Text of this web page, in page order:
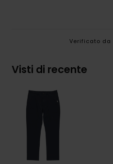
Verificato da
Visti di recente